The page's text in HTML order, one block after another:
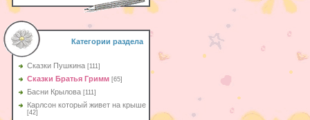
Категории раздела
Сказки Пушкина [111]
Сказки Братья Гримм [65]
Басни Крылова [111]
Карлсон который живет на крыше
[42]